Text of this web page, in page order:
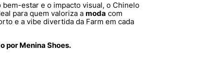
estar e o impacto visual, o Chinelo
para quem valoriza a moda com
e a vibe divertida da Farm em cada
por Menina Shoes.